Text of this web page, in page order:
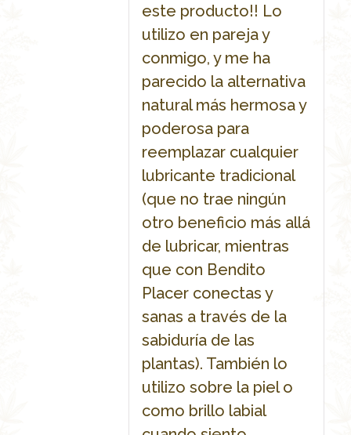
este producto!! Lo
utilizo en pareja y
conmigo, y me ha
parecido la alternativa
natural más hermosa y
poderosa para
reemplazar cualquier
lubricante tradicional
(que no trae ningún
otro beneficio más allá
de lubricar, mientras
que con Bendito
Placer conectas y
sanas a través de la
sabiduría de las
plantas). También lo
utilizo sobre la piel o
como brillo labial